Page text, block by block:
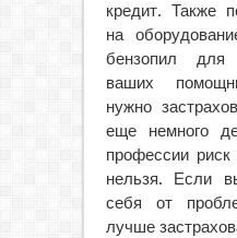
кредит. Также
на
бензопил
ваших
нужно
еще немного
профессии
нельзя. Если
себя от
лучше